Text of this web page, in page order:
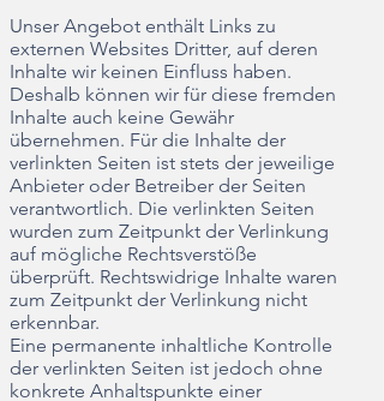
Unser Angebot enthält Links zu
externen Websites Dritter, auf deren
Inhalte wir keinen Einfluss haben.
Deshalb können wir für diese fremden
Inhalte auch keine Gewähr
übernehmen. Für die Inhalte der
verlinkten Seiten ist stets der jeweilige
Anbieter oder Betreiber der Seiten
verantwortlich. Die verlinkten Seiten
wurden zum Zeitpunkt der Verlinkung
auf mögliche Rechtsverstöße
überprüft. Rechtswidrige Inhalte waren
zum Zeitpunkt der Verlinkung nicht
erkennbar.
Eine permanente inhaltliche Kontrolle
der verlinkten Seiten ist jedoch ohne
konkrete Anhaltspunkte einer